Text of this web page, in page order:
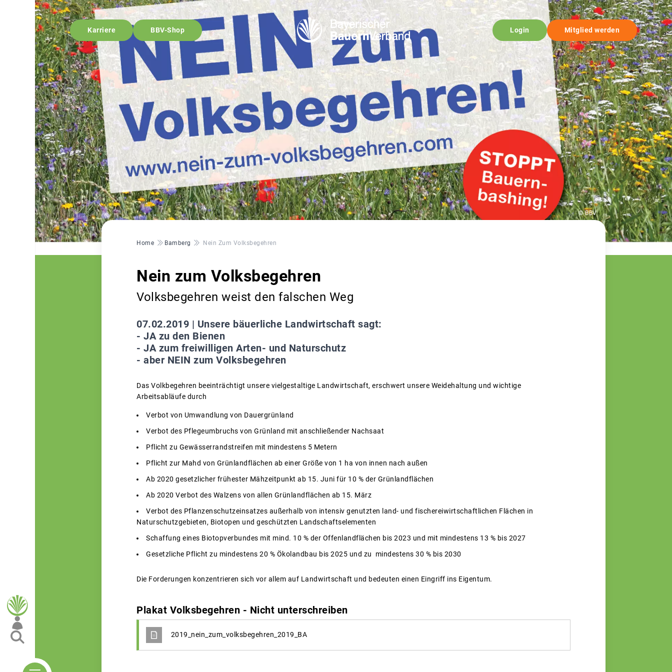
Karriere BBV-Shop Login Mitglied werden
© BBV
Pfadnavigation
Home Bamberg Nein Zum Volksbegehren
Nein zum Volksbegehren
Volksbegehren weist den falschen Weg
07.02.2019 | Unsere bäuerliche Landwirtschaft sagt:
- JA zu den Bienen
- JA zum freiwilligen Arten- und Naturschutz
- aber NEIN zum Volksbegehren
Das Volkbegehren beeinträchtigt unsere vielgestaltige Landwirtschaft, erschwert unsere Weidehaltung und wichtige
Arbeitsabläufe durch
Verbot von Umwandlung von Dauergrünland
Verbot des Pflegeumbruchs von Grünland mit anschließender Nachsaat
Pflicht zu Gewässerrandstreifen mit mindestens 5 Metern
Pflicht zur Mahd von Grünlandflächen ab einer Größe von 1 ha von innen nach außen
Ab 2020 gesetzlicher frühester Mähzeitpunkt ab 15. Juni für 10 % der Grünlandflächen
Ab 2020 Verbot des Walzens von allen Grünlandflächen ab 15. März
Verbot des Pflanzenschutzeinsatzes außerhalb von intensiv genutzten land- und fischereiwirtschaftlichen Flächen in
Naturschutzgebieten, Biotopen und geschützten Landschaftselementen
Schaffung eines Biotopverbundes mit mind. 10 % der Offenlandflächen bis 2023 und mit mindestens 13 % bis 2027
Gesetzliche Pflicht zu mindestens 20 % Ökolandbau bis 2025 und zu mindestens 30 % bis 2030
Die Forderungen konzentrieren sich vor allem auf Landwirtschaft und bedeuten einen Eingriff ins Eigentum.
Plakat Volksbegehren - Nicht unterschreiben
2019_nein_zum_volksbegehren_2019_BA